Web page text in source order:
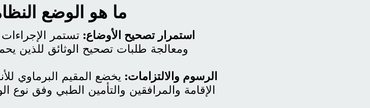
ما هو الوضع
استمرار تصحيح الأوضاع: تستمر
ومعالجة طلبات تصحيح الوثائق للذين
الرسوم والالتزامات: يخضع المقيم البرماوي
الإقامة والمرافقين والتأمين الطبي وفق نوع